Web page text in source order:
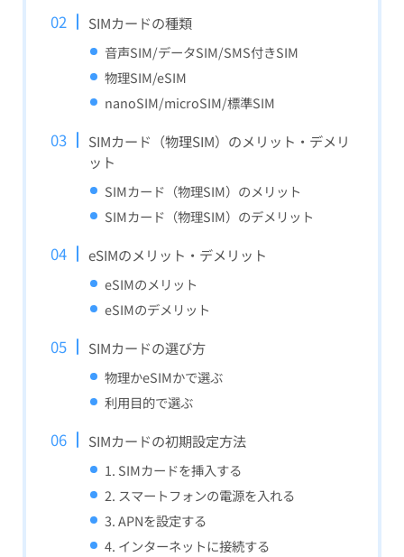
SIMカードの種類
音声SIM/データSIM/SMS付きSIM
物理SIM/eSIM
nanoSIM/microSIM/標準SIM
SIMカード（物理SIM）のメリット・デメリ
ット
SIMカード（物理SIM）のメリット
SIMカード（物理SIM）のデメリット
eSIMのメリット・デメリット
eSIMのメリット
eSIMのデメリット
SIMカードの選び方
物理かeSIMかで選ぶ
利用目的で選ぶ
SIMカードの初期設定方法
1. SIMカードを挿入する
2. スマートフォンの電源を入れる
3. APNを設定する
4. インターネットに接続する